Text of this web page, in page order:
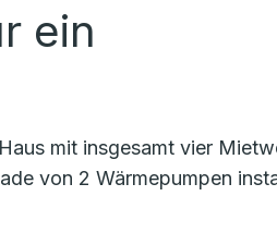
ein
mit insgesamt vier
von 2 Wärmepumpen